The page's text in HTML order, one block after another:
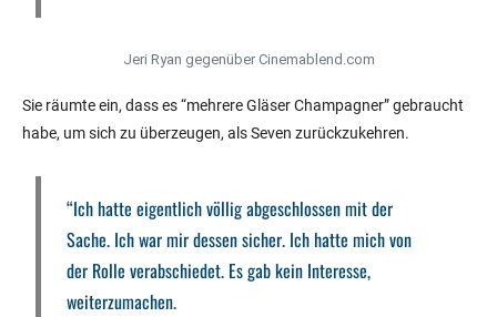
Jeri Ryan gegenüber Cinemablend.com
Sie räumte ein, dass es “mehrere Gläser Champagner” gebraucht
habe, um sich zu überzeugen, als Seven zurückzukehren.
“Ich hatte eigentlich völlig abgeschlossen mit der
Sache. Ich war mir dessen sicher. Ich hatte mich von
der Rolle verabschiedet. Es gab kein Interesse,
weiterzumachen.